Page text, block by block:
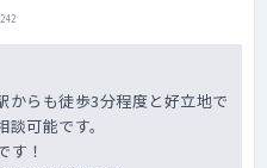
らも徒歩3分程度と好立地で
可能です。
す！